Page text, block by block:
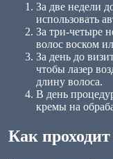
За две недели
использовать
За три-четыре
волос воском
За день до
чтобы лазер
длину волоса.
В день
кремы на
Как